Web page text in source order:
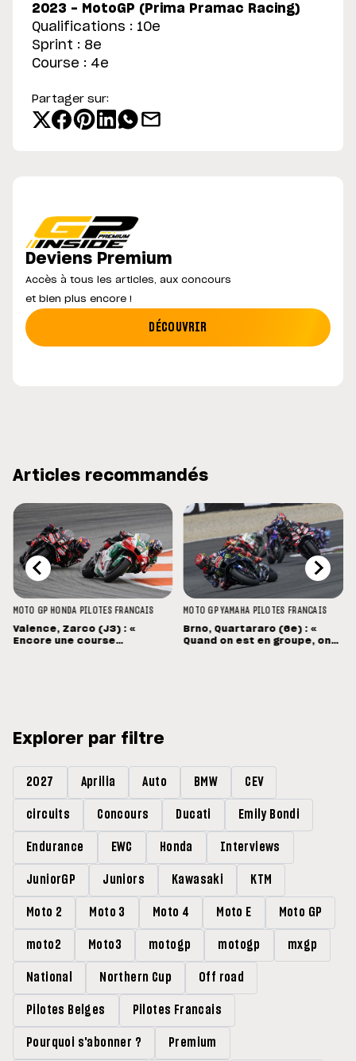
2023 - MotoGP (Prima Pramac Racing)
Qualifications : 10e
Sprint : 8e
Course : 4e
Partager sur:
Deviens Premium
Accès à tous les articles, aux concours
et bien plus encore !
DÉCOUVRIR
Articles recommandés
MOTO GP HONDA PILOTES FRANCAIS
Valence, Zarco (J3) : «
Encore une course
MOTO GP YAMAHA PILOTES FRANCAIS
Brno, Quartararo (6e) : «
Quand on est en groupe, on
Explorer par filtre
2027 Aprilia Auto BMW CEV
circuits Concours Ducati Emily Bondi
Endurance EWC Honda Interviews
JuniorGP Juniors Kawasaki KTM
Moto 2 Moto 3 Moto 4 Moto E Moto GP
moto2 Moto3 motogp motogp mxgp
National Northern Cup Off road
Pilotes Belges Pilotes Francais
Pourquoi s'abonner ? Premium